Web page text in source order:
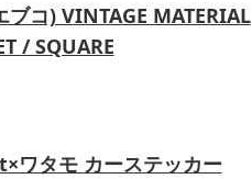
ブコ) VINTAGE MATERIAL
/ SQUARE
ワタモ カーステッカー